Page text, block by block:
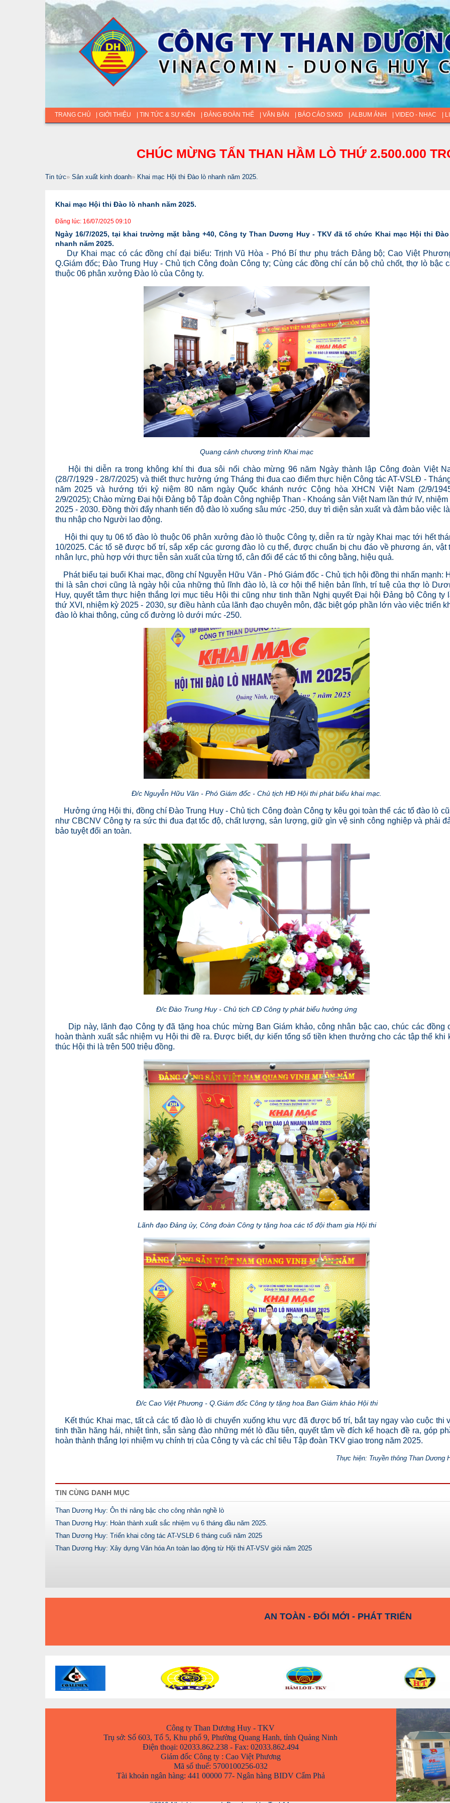
TRANG CHỦ | GIỚI THIỆU | TIN TỨC & SỰ KIỆN | ĐẢNG ĐOÀN THỂ | VĂN BẢN | BÁO CÁO SXKD | ALBUM ẢNH | VIDEO - NHẠC |
CHÚC MỪNG TẤN THAN HẦM LÒ THỨ 2.500.000
Tin tức» Sản xuất kinh doanh» Khai mạc Hội thi Đào lò nhanh năm 2025.
Khai mạc Hội thi Đào lò nhanh năm 2025.
Đăng lúc: 16/07/2025 09:10
Ngày 16/7/2025, tại khai trường mặt bằng +40, Công ty Than Dương Huy - TKV đã tổ chức Khai mạc Hội thi
nhanh năm 2025.
Dự Khai mạc có các đồng chí đại biểu: Trịnh Vũ Hòa - Phó Bí thư phụ trách Đảng bộ; Cao Việt
Q.Giám đốc; Đào Trung Huy - Chủ tịch Công đoàn Công ty; Cùng các đồng chí cán bộ chủ chốt, thợ lò bậc
thuộc 06 phân xưởng Đào lò của Công ty.
Quang cảnh chương trình Khai mạc
Hội thi diễn ra trong không khí thi đua sôi nổi chào mừng 96 năm Ngày thành lập Công đoàn Việt
(28/7/1929 - 28/7/2025) và thiết thực hưởng ứng Tháng thi đua cao điểm thực hiện Công tác AT-VSLĐ -
năm 2025 và hướng tới kỷ niệm 80 năm ngày Quốc khánh nước Cộng hòa XHCN Việt Nam (2/9/
2/9/2025); Chào mừng Đại hội Đảng bộ Tập đoàn Công nghiệp Than - Khoáng sản Việt Nam lần thứ IV, nhiệm
2025 - 2030. Đồng thời đẩy nhanh tiến độ đào lò xuống sâu mức -250, duy trì diện sản xuất và đảm bảo việc
thu nhập cho Người lao động.
Hội thi quy tụ 06 tổ đào lò thuộc 06 phân xưởng đào lò thuộc Công ty, diễn ra từ ngày Khai mạc tới hết
10/2025. Các tổ sẽ được bố trí, sắp xếp các gương đào lò cụ thể, được chuẩn bị chu đáo về phương án, vật
nhân lực, phù hợp với thực tiễn sản xuất của từng tổ, cân đối để các tổ thi công bằng, hiệu quả.
Phát biểu tại buổi Khai mạc, đồng chí Nguyễn Hữu Văn - Phó Giám đốc - Chủ tịch hội đồng thi nhấn mạnh:
thi là sân chơi cũng là ngày hội của những thủ lĩnh đào lò, là cơ hội thể hiện bản lĩnh, trí tuệ của thợ lò
Huy, quyết tâm thực hiện thắng lợi mục tiêu Hội thi cũng như tinh thần Nghị quyết Đại hội Đảng bộ Công ty
thứ XVI, nhiệm kỳ 2025 - 2030, sự điều hành của lãnh đạo chuyên môn, đặc biệt góp phần lớn vào việc triển
đào lò khai thông, củng cố đường lò dưới mức -250.
Đ/c Nguyễn Hữu Văn - Phó Giám đốc - Chủ tịch HĐ Hội thi phát biểu khai mạc.
Hưởng ứng Hội thi, đồng chí Đào Trung Huy - Chủ tịch Công đoàn Công ty kêu gọi toàn thể các tổ đào lò
như CBCNV Công ty ra sức thi đua đạt tốc độ, chất lượng, sản lượng, giữ gìn vệ sinh công nghiệp và phải
bảo tuyệt đối an toàn.
Đ/c Đào Trung Huy - Chủ tịch CĐ Công ty phát biểu hưởng ứng
Dịp này, lãnh đạo Công ty đã tặng hoa chúc mừng Ban Giám khảo, công nhân bậc cao, chúc các đồng
hoàn thành xuất sắc nhiệm vụ Hội thi đề ra. Được biết, dự kiến tổng số tiền khen thưởng cho các tập thể khi
thúc Hội thi là trên 500 triệu đồng.
Lãnh đạo Đảng ủy, Công đoàn Công ty tặng hoa các tổ đội tham gia Hội thi
Đ/c Cao Việt Phương - Q.Giám đốc Công ty tặng hoa Ban Giám khảo Hội thi
Kết thúc Khai mạc, tất cả các tổ đào lò di chuyển xuống khu vực đã được bố trí, bắt tay ngay vào cuộc thi
tinh thần hăng hái, nhiệt tình, sẵn sàng đào những mét lò đầu tiên, quyết tâm về đích kế hoạch đề ra, góp
hoàn thành thắng lợi nhiệm vụ chính trị của Công ty và các chỉ tiêu Tập đoàn TKV giao trong năm 2025.
Thực hiện: Truyền thông Than Dương
TIN CÙNG DANH MỤC
Than Dương Huy: Ôn thi nâng bậc cho công nhân nghề lò
Than Dương Huy: Hoàn thành xuất sắc nhiệm vụ 6 tháng đầu năm 2025.
Than Dương Huy: Triển khai công tác AT-VSLĐ 6 tháng cuối năm 2025
Than Dương Huy: Xây dựng Văn hóa An toàn lao động từ Hội thi AT-VSV giỏi năm 2025
KỶ LUẬT VÀ ĐỒNG TÂM
Công ty Than Dương Huy - TKV
Trụ sở: Số 603, Tổ 5, Khu phố 9, Phường Quang Hanh, tỉnh Quảng Ninh
Điện thoại: 02033.862.238 - Fax: 02033.862.494
Giám đốc Công ty : Cao Việt Phương
Mã số thuế: 5700100256-032
Tài khoản ngân hàng: 441 00000 77- Ngân hàng BIDV Cẩm Phả